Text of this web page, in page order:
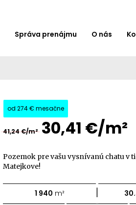
Správa prenájmu O nás
od 274 € mesačne
41,24 €/m²30,41 €/m²
Pozemok pre vašu vysnívanú chatu v
Matejkove!
1 940 m² |